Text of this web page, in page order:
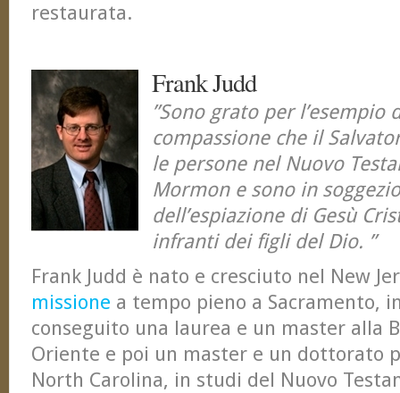
restaurata.
Frank Judd
”Sono grato per l’esempio
compassione che il
le persone nel Nuovo
Mormon e sono in
dell’espiazione di Gesù
infranti dei figli del Dio. ”
Frank Judd è nato e cresciuto nel New
missione a tempo pieno a Sacramento,
conseguito una laurea e un master alla
Oriente e poi un master e un dottorato
North Carolina, in studi del Nuovo